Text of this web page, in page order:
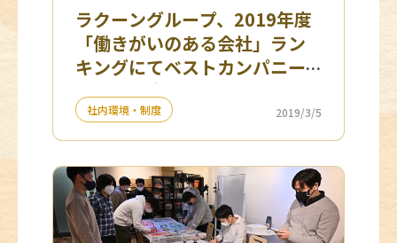
ラクーングループ、2019年度
「働きがいのある会社」ラン
キングにてベストカンパニー
を受賞 ３年連続ランクイン！
社内環境・制度 2019/3/5